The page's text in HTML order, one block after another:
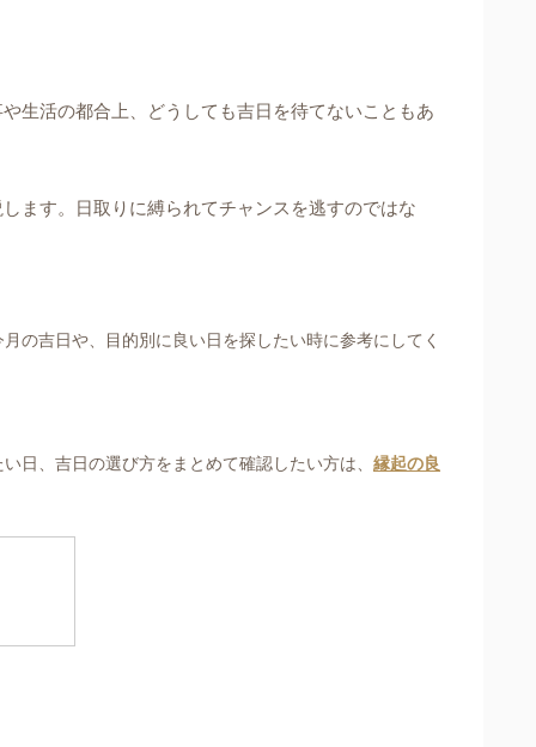
生活の都合上、どうしても吉日を待てないこともあ
ます。日取りに縛られてチャンスを逃すのではな
の吉日や、目的別に良い日を探したい時に参考にしてく
日、吉日の選び方をまとめて確認したい方は、 縁起の良